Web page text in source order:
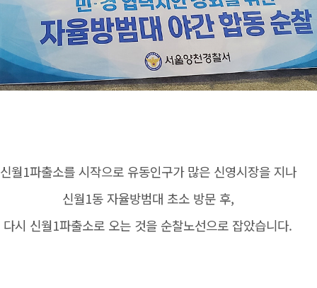
신월1파출소를 시작으로 유동인구가 많은 신영시장을 지나
신월1동 자율방범대 초소 방문 후,
다시 신월1파출소로 오는 것을 순찰노선으로 잡았습니다.